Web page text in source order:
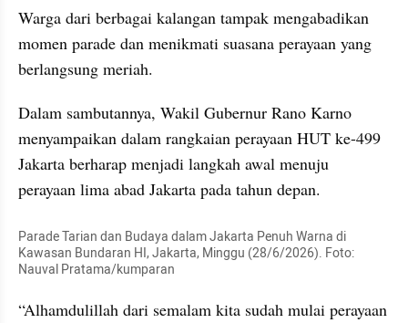
Warga dari berbagai kalangan tampak mengabadikan
momen parade dan menikmati suasana perayaan yang
berlangsung meriah.
Dalam sambutannya, Wakil Gubernur Rano Karno
menyampaikan dalam rangkaian perayaan HUT ke-499
Jakarta berharap menjadi langkah awal menuju
perayaan lima abad Jakarta pada tahun depan.
Parade Tarian dan Budaya dalam Jakarta Penuh Warna di
Kawasan Bundaran HI, Jakarta, Minggu (28/6/2026). Foto:
Nauval Pratama/kumparan
“Alhamdulillah dari semalam kita sudah mulai perayaan